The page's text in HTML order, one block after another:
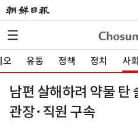
오 유통 정책 정치 사회
남편 살해하려 약물
관장·직원 구속